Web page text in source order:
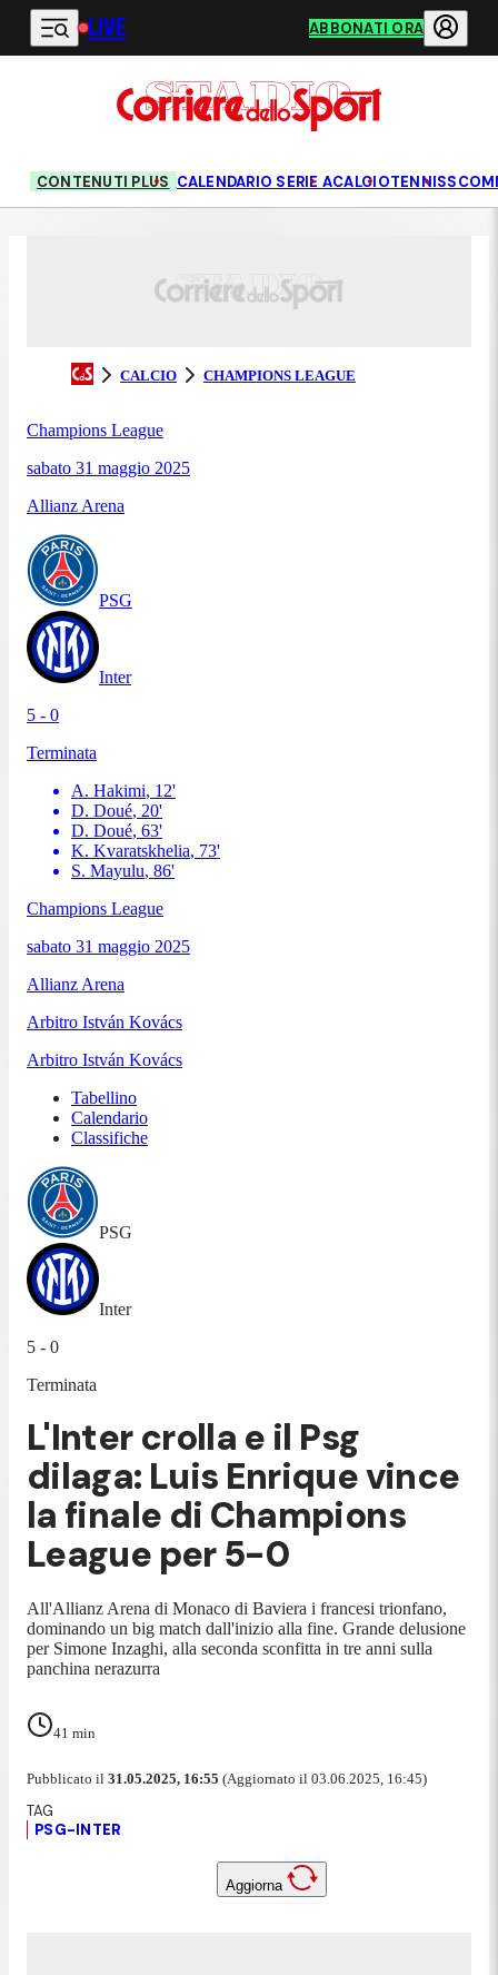
Vai al contenuto principale
LIVE ABBONATI ORA
CONTENUTI PLUS CALENDARIO SERIE ACALCIOTENNIS
CALCIO CHAMPIONS LEAGUE
Champions League
sabato 31 maggio 2025
Allianz Arena
PSG
Inter
5 - 0
Terminata
A. Hakimi, 12'
D. Doué, 20'
D. Doué, 63'
K. Kvaratskhelia, 73'
S. Mayulu, 86'
Champions League
sabato 31 maggio 2025
Allianz Arena
Arbitro István Kovács
Arbitro István Kovács
Tabellino
Calendario
Classifiche
PSG
Inter
5 - 0
Terminata
L'Inter crolla e il Psg
dilaga: Luis Enrique vince
la finale di Champions
League per 5-0
All'Allianz Arena di Monaco di Baviera i francesi trionfano,
dominando un big match dall'inizio alla fine. Grande delusione
per Simone Inzaghi, alla seconda sconfitta in tre anni sulla
panchina nerazurra
41 min
Pubblicato il 31.05.2025, 16:55 (Aggiornato il 03.06.2025, 16:45)
PSG-INTER
Aggiorna